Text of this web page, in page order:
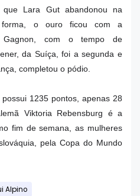
que Lara Gut abandonou na
forma, o ouro ficou com a
Gagnon, com o tempo de
da Suíça, foi a segunda e
completou o pódio.
1235 pontos, apenas 28
Viktoria Rebensburg é a
fim de semana, as mulheres
pela Copa do Mundo
Alpino